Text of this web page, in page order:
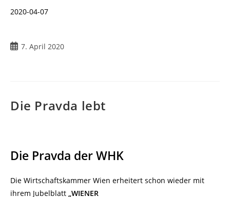
2020-04-07
Beitrag7. April 2020
Die Pravda lebt
Die Pravda der WHK
Die Wirtschaftskammer Wien erheitert schon wieder mit
ihrem Jubelblatt „WIENER